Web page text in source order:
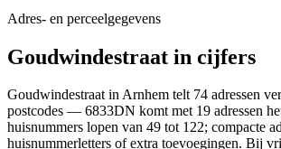
Adres- en perceelgegevens
Goudwindestraat in cijfers
Goudwindestraat in Arnhem telt 74 adressen
postcodes — 6833DN komt met 19 adressen
huisnummers lopen van 49 tot 122; compacte
huisnummerletters of extra toevoegingen. Bij